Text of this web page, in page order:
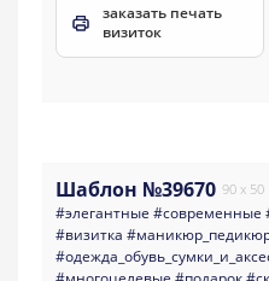
заказать печать
визиток
Шаблон №39670 90 x 50
#элегантные #современные
#визитка